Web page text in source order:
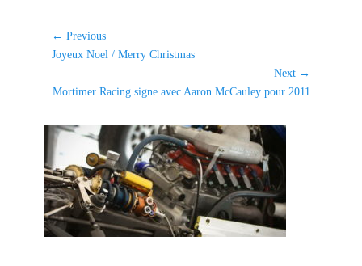
Navigation
de
← Previous
Previous
Joyeux Noel / Merry Christmas
Next →
Next
Mortimer Racing signe avec Aaron McCauley pour 2011